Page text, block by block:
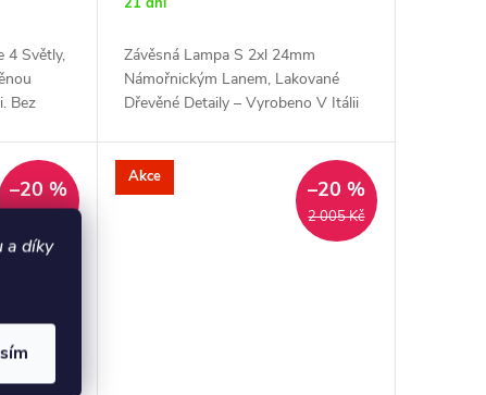
a díky
4 Světly,
Bez
Závěsná Lampa S 2xl 24mm
Námořnickým Lanem, Lakované
Dřevěné Detaily – Vyrobeno V Itálii
–20 % Akce
2 005 Kč
–20 %